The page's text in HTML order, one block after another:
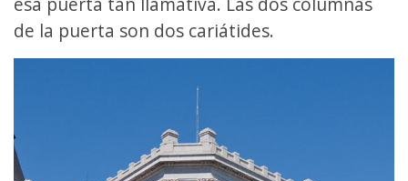
de la puerta son dos cariátides.